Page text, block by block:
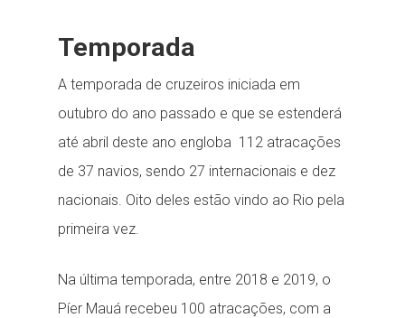
Temporada
A temporada de cruzeiros iniciada em
outubro do ano passado e que se estenderá
até abril deste ano engloba 112 atracações
de 37 navios, sendo 27 internacionais e dez
nacionais. Oito deles estão vindo ao Rio pela
primeira vez.
Na última temporada, entre 2018 e 2019, o
Píer Mauá recebeu 100 atracações, com a